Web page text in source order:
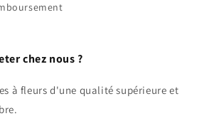
chez nous ?
à fleurs d'une qualité supérieure et